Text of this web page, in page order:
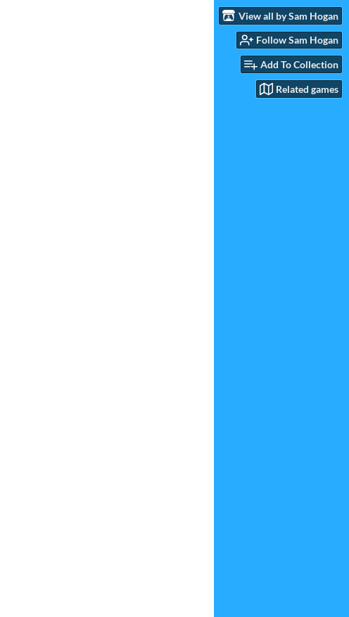
View all by Sam Hogan
Follow Sam Hogan
Add To Collection
Related games